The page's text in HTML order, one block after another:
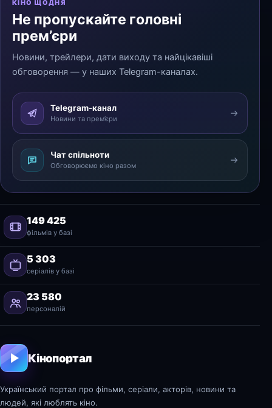
КІНО ЩОДНЯ
Не пропускайте головні
прем’єри
Новини, трейлери, дати виходу та найцікавіші
обговорення — у наших Telegram-каналах.
Telegram-канал
Новини та прем’єри
Чат спільноти
Обговорюємо кіно разом
149 425
фільмів у базі
5 303
серіалів у базі
23 580
персоналій
Кінопортал
Український портал про фільми, серіали, акторів, новини та
людей, які люблять кіно.